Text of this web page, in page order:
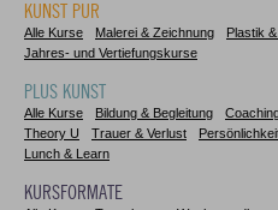
KUNST PUR
Alle Kurse Malerei & Zeichnung Plastik
Jahres- und Vertiefungskurse
PLUS KUNST
Alle Kurse Bildung & Begleitung
Theory U
Trauer & Verlust
Lunch & Learn
KURSFORMATE